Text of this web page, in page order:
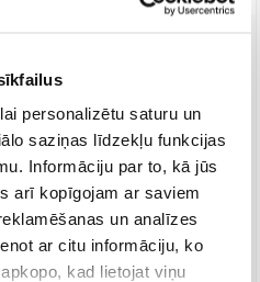
personalizētu saturu un
saziņas līdzekļu funkcijas
Informāciju par to, kā jūs
arī kopīgojam ar saviem
un analīzes
ar citu informāciju, ko
kad lietojat viņu
)
naudā piegādes brīdī.
€)
2,99 €)